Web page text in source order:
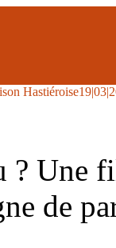
Hastiéroise
? Une
de